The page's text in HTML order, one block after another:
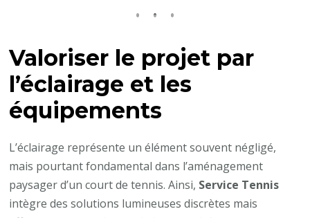
Valoriser le projet par
l’éclairage et les
équipements
L’éclairage représente un élément souvent négligé,
mais pourtant fondamental dans l’aménagement
paysager d’un court de tennis. Ainsi, Service Tennis
intègre des solutions lumineuses discrètes mais